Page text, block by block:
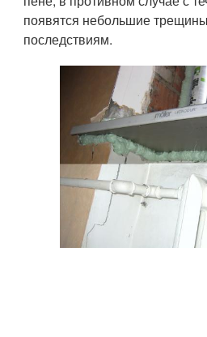
появятся небольшие
последствиям.